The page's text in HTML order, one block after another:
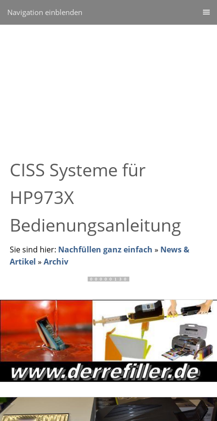
Navigation einblenden
CISS Systeme für
HP973X
Bedienungsanleitung
Sie sind hier: Nachfüllen ganz einfach » News &
Artikel » Archiv